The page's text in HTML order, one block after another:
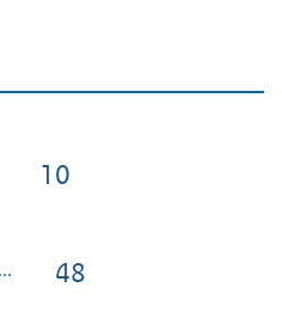
Pagina
10
Pagina
48